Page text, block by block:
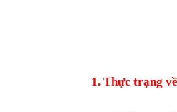
1. Thực trạng